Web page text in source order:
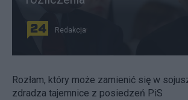
Redakcja
Rozłam, który może zamienić się w
zdradza tajemnice z posiedzeń PiS